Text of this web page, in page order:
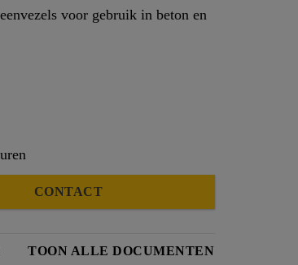
voor gebruik in beton en
CONTACT
TOON ALLE DOCUMENTEN